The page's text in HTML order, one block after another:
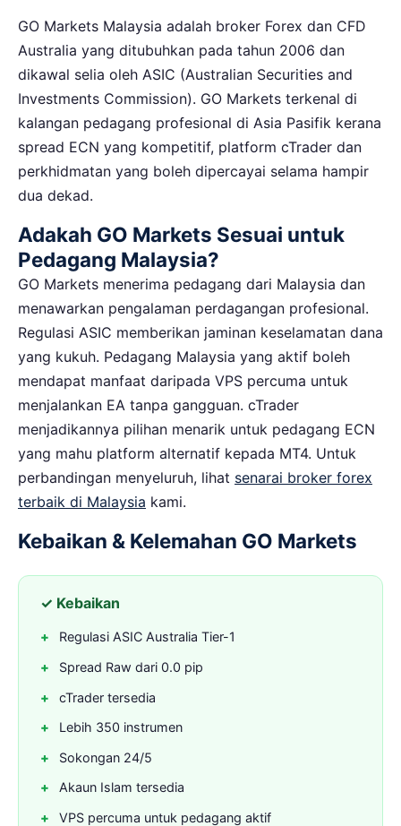
GO Markets Malaysia adalah broker Forex dan CFD
Australia yang ditubuhkan pada tahun 2006 dan
dikawal selia oleh ASIC (Australian Securities and
Investments Commission). GO Markets terkenal di
kalangan pedagang profesional di Asia Pasifik kerana
spread ECN yang kompetitif, platform cTrader dan
perkhidmatan yang boleh dipercayai selama hampir
dua dekad.
Adakah GO Markets Sesuai untuk
Pedagang Malaysia?
GO Markets menerima pedagang dari Malaysia dan
menawarkan pengalaman perdagangan profesional.
Regulasi ASIC memberikan jaminan keselamatan dana
yang kukuh. Pedagang Malaysia yang aktif boleh
mendapat manfaat daripada VPS percuma untuk
menjalankan EA tanpa gangguan. cTrader
menjadikannya pilihan menarik untuk pedagang ECN
yang mahu platform alternatif kepada MT4. Untuk
perbandingan menyeluruh, lihat senarai broker forex
terbaik di Malaysia kami.
Kebaikan & Kelemahan GO Markets
✓ Kebaikan
Regulasi ASIC Australia Tier-1
Spread Raw dari 0.0 pip
cTrader tersedia
Lebih 350 instrumen
Sokongan 24/5
Akaun Islam tersedia
VPS percuma untuk pedagang aktif